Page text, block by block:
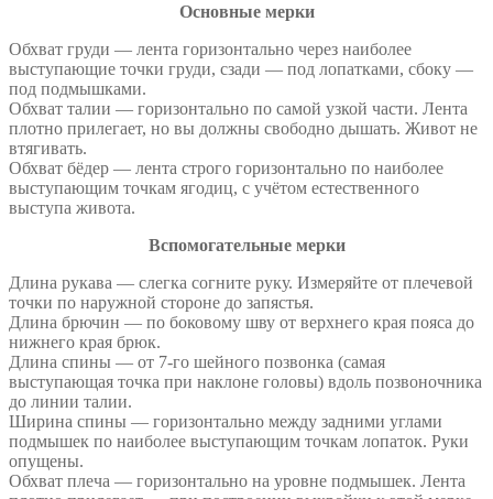
Основные мерки
Обхват груди — лента горизонтально через наиболее
выступающие точки груди, сзади — под лопатками, сбоку —
под подмышками.
Обхват талии — горизонтально по самой узкой части. Лента
плотно прилегает, но вы должны свободно дышать. Живот не
втягивать.
Обхват бёдер — лента строго горизонтально по наиболее
выступающим точкам ягодиц, с учётом естественного
выступа живота.
Вспомогательные мерки
Длина рукава — слегка согните руку. Измеряйте от плечевой
точки по наружной стороне до запястья.
Длина брючин — по боковому шву от верхнего края пояса до
нижнего края брюк.
Длина спины — от 7-го шейного позвонка (самая
выступающая точка при наклоне головы) вдоль позвоночника
до линии талии.
Ширина спины — горизонтально между задними углами
подмышек по наиболее выступающим точкам лопаток. Руки
опущены.
Обхват плеча — горизонтально на уровне подмышек. Лента